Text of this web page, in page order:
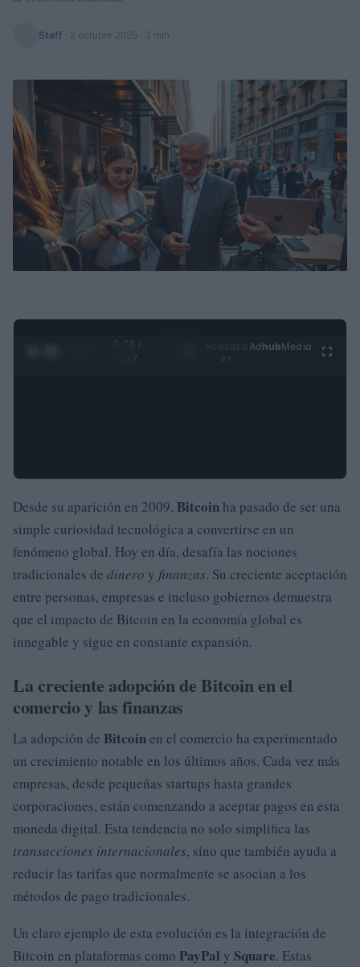
Staff 2 octubre 2025 · 3 min
0:29 /
4:27
Ad hubMedia
Desde su aparición en 2009, Bitcoin ha pasado de ser una
simple curiosidad tecnológica a convertirse en un
fenómeno global. Hoy en día, desafía las nociones
tradicionales de dinero y finanzas. Su creciente aceptación
entre personas, empresas e incluso gobiernos demuestra
que el impacto de Bitcoin en la economía global es
innegable y sigue en constante expansión.
La creciente adopción de Bitcoin en el
comercio y las finanzas
La adopción de Bitcoinen el comercio ha experimentado
un crecimiento notable en los últimos años. Cada vez más
empresas, desde pequeñas startups hasta grandes
corporaciones, están comenzando a aceptar pagos en esta
moneda digital. Esta tendencia no solo simplifica las
transacciones internacionales, sino que también ayuda a
reducir las tarifas que normalmente se asocian a los
métodos de pago tradicionales.
Un claro ejemplo de esta evolución es la integración de
Bitcoin en plataformas como PayPal y Square. Estas